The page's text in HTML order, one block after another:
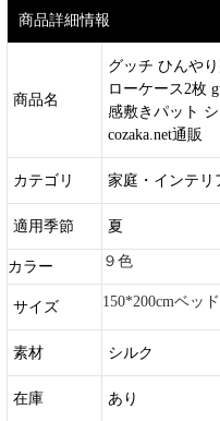
商品詳細情報
商品名
グッチ ひんや
ローケース2枚
感敷きパット
cozaka.net通販
カテゴリ 家庭・インテリ
適用季節 夏
カラー ９色
サイズ 150*200cmベッ
素材 シルク
在庫 あり